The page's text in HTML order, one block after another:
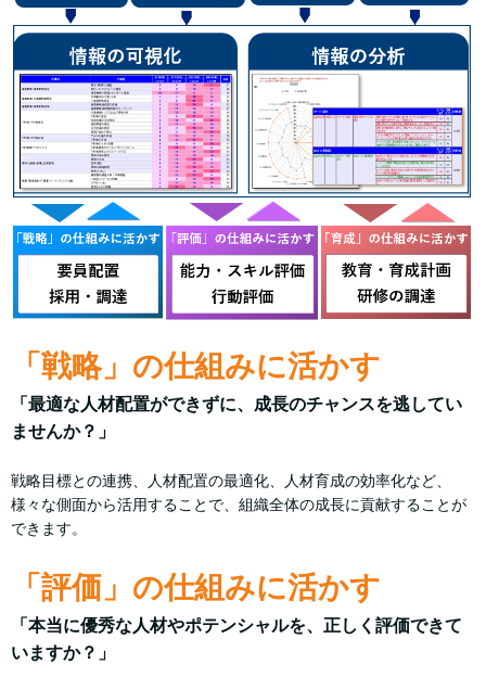
「戦略」の仕組みに活かす
「最適な人材配置ができずに、成長のチャンスを逃してい
ませんか？」
戦略目標との連携、人材配置の最適化、人材育成の効率化など、
様々な側面から活用することで、組織全体の成長に貢献することが
できます。
「評価」の仕組みに活かす
「本当に優秀な人材やポテンシャルを、正しく評価できて
いますか？」